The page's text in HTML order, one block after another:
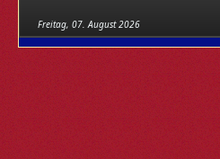
Freitag, 07. August 2026